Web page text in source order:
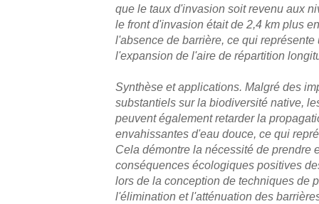
que le taux d'invasion soit revenu aux
le front d'invasion était de 2,4 km plus
l'absence de barrière, ce qui
l'expansion de l'aire de répartition
Synthèse et applications. Malgré des
substantiels sur la biodiversité native,
peuvent également retarder la
envahissantes d'eau douce, ce qui
Cela démontre la nécessité de prendre
conséquences écologiques positives
lors de la conception de techniques de
l'élimination et l'atténuation des